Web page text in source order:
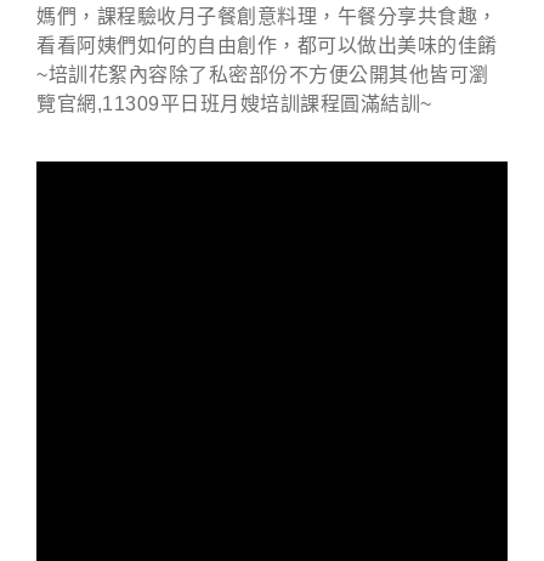
媽們，課程驗收月子餐創意料理，午餐分享共食趣，
看看阿姨們如何的自由創作，都可以做出美味的佳餚
~培訓花絮內容除了私密部份不方便公開其他皆可瀏
覽官網,11309平日班月嫂培訓課程圓滿結訓~